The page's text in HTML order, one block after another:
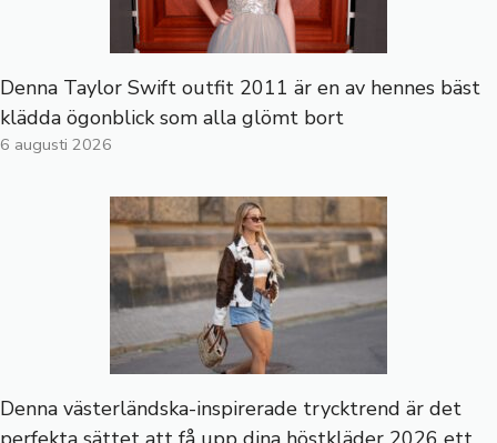
Denna Taylor Swift outfit 2011 är en av hennes bäst
klädda ögonblick som alla glömt bort
6 augusti 2026
Denna västerländska-inspirerade trycktrend är det